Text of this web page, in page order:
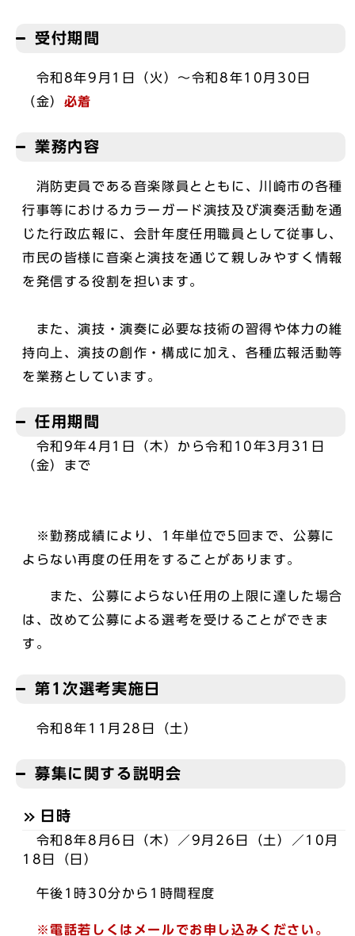
受付期間
令和8年9月1日（火）～令和8年10月30日
（金） 必着
業務内容
消防吏員である音楽隊員とともに、川崎市の各種
行事等におけるカラーガード演技及び演奏活動を通
じた行政広報に、会計年度任用職員として従事し、
市民の皆様に音楽と演技を通じて親しみやすく情報
を発信する役割を担います。
また、演技・演奏に必要な技術の習得や体力の維
持向上、演技の創作・構成に加え、各種広報活動等
を業務としています。
任用期間
令和9年4月1日（木）から令和10年3月31日
（金）まで
※勤務成績により、1年単位で5回まで、公募に
よらない再度の任用をすることがあります。
また、公募によらない任用の上限に達した場合
は、改めて公募による選考を受けることができま
す。
第1次選考実施日
令和8年11月28日（土）
募集に関する説明会
日時
令和8年8月6日（木）／9月26日（土）／10月
18日（日）
午後1時30分から1時間程度
※電話若しくはメールでお申し込みください。